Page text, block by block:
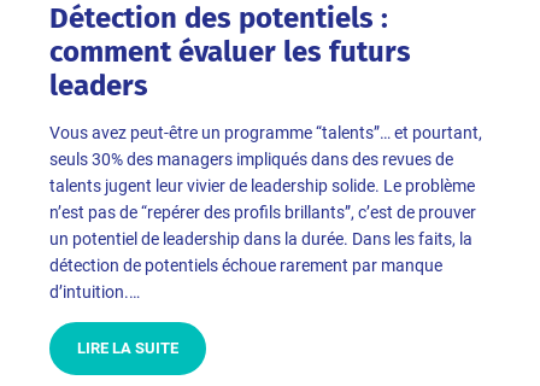
Détection des potentiels :
comment évaluer les futurs
leaders
Vous avez peut-être un programme “talents”… et pourtant,
seuls 30% des managers impliqués dans des revues de
talents jugent leur vivier de leadership solide. Le problème
n’est pas de “repérer des profils brillants”, c’est de prouver
un potentiel de leadership dans la durée. Dans les faits, la
détection de potentiels échoue rarement par manque
d’intuition.…
LIRE LA SUITE